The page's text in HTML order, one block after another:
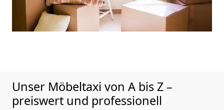
Unser Möbeltaxi von A bis Z –
preiswert und professionell